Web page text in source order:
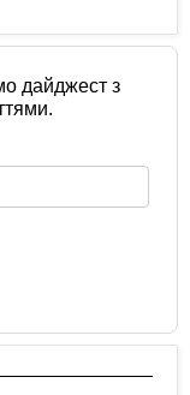
дайджест з